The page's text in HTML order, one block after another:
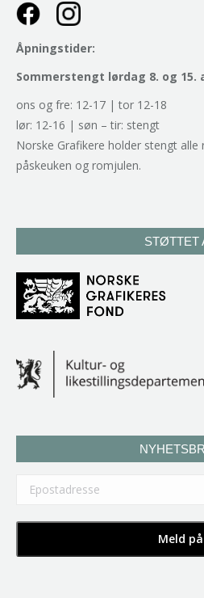
Åpningstider:
Sommerstengt lørdag 8. og 15.
ons og fre: 12-17 | tor 12-18
lør: 12-16 | søn – tir: stengt
Norske Grafikere holder stengt alle
påskeuken og romjulen.
STØTTET